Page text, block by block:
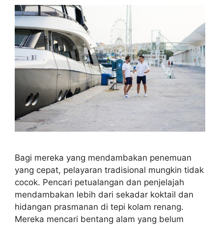
Bagi mereka yang mendambakan penemuan
yang cepat, pelayaran tradisional mungkin tidak
cocok. Pencari petualangan dan penjelajah
mendambakan lebih dari sekadar koktail dan
hidangan prasmanan di tepi kolam renang.
Mereka mencari bentang alam yang belum